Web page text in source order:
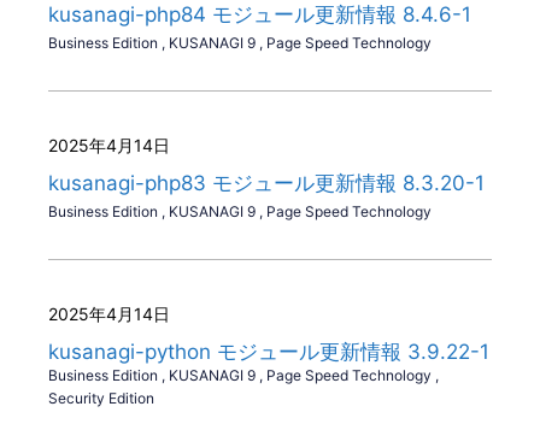
kusanagi-php84 モジュール更新情報 8.4.6-1
Business Edition , KUSANAGI 9 , Page Speed Technology
2025年4月14日
kusanagi-php83 モジュール更新情報 8.3.20-1
Business Edition , KUSANAGI 9 , Page Speed Technology
2025年4月14日
kusanagi-python モジュール更新情報 3.9.22-1
Business Edition , KUSANAGI 9 , Page Speed Technology ,
Security Edition